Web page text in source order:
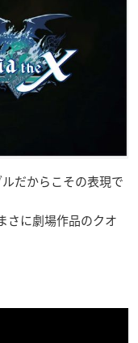
だからこその表現で
さに劇場作品のクオ